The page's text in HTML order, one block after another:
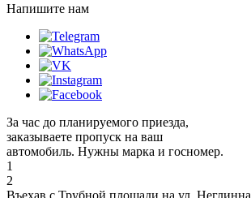
Напишите нам
За час до планируемого приезда,
заказываете пропуск на ваш
автомобиль. Нужны марка и госномер.
1
2
Въехав с Трубной площади на ул.